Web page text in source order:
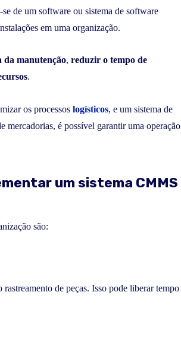
de um software ou sistema de software
em uma organização.
da manutenção, reduzir o tempo de
.
os processos logísticos, e um sistema de
mercadorias, é possível garantir uma operação
um sistema CMMS
são:
de peças. Isso pode liberar tempo